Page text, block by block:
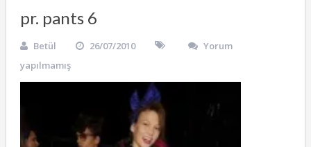
pr. pants 6
Betül 26/07/2010
Yorum
yapılmamış